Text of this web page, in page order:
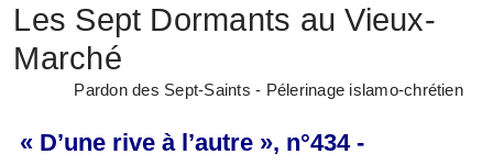
Les Sept Dormants au Vieux-
Marché
Pardon des Sept-Saints - Pélerinage islamo-chrétien
« D’une rive à l’autre », n°434 -